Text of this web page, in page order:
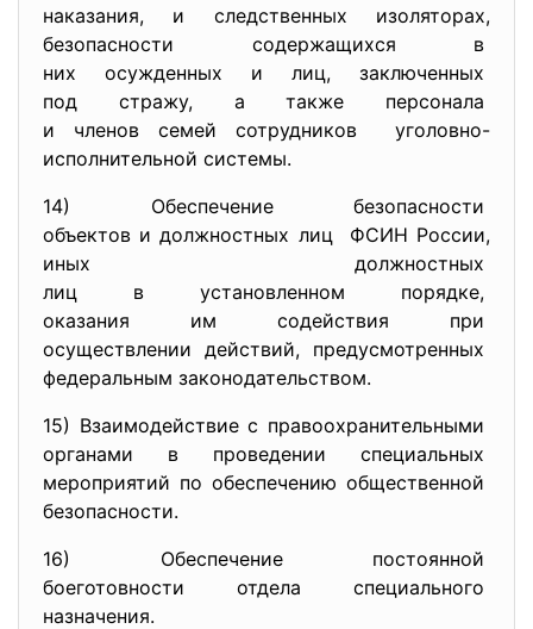
наказания, и следственных изоляторах,
безопасности содержащихся в
них осужденных и лиц, заключенных
под стражу, а также персонала
и членов семей сотрудников уголовно-
исполнительной системы.
14) Обеспечение безопасности
объектов и должностных лиц ФСИН России,
иных должностных
лиц в установленном порядке,
оказания им содействия при
осуществлении действий, предусмотренных
федеральным законодательством.
15) Взаимодействие с правоохранительными
органами в проведении специальных
мероприятий по обеспечению общественной
безопасности.
16) Обеспечение постоянной
боеготовности отдела специального
назначения.